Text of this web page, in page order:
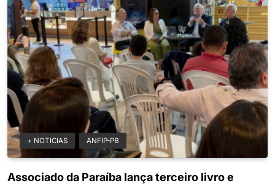
+ NOTICIAS ANFIP-PB
Associado da Paraíba lança terceiro livro e